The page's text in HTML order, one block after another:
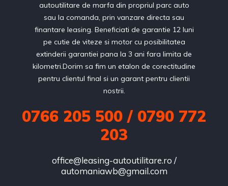
autoutilitare de marfa din propriul parc auto
sau la comanda, prin vanzare directa sau
finantare leasing. Beneficiati de garantie 12 luni
pe cutie de viteze si motor cu posibilitatea
extinderii garantiei pana la 3 ani fara limita de
kilometri.Dorim sa fim un etalon de corectitudine
pentru clientul final si un garant pentru clientii
nostrii.
0766 205 500 / 0790 772
203
office@leasing-autoutilitare.ro /
automaniawb@gmail.com